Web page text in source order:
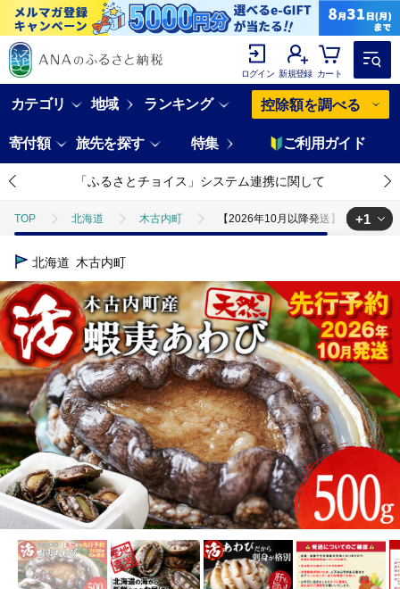
ログイン 新規登録 カート
カテゴリ 地域 ランキング 控除額を調べる
寄付額 旅先を探す 特集 ご利用ガイド
「ふるさとチョイス」システム連携に関して
TOP 北海道 木古内町 【2026年10月以降発送】活あわび
TOP
+1
北海道 木古内町